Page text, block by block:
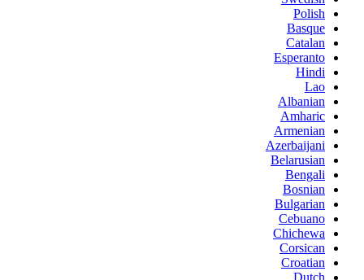
Polish
Basque
Catalan
Esperanto
Hindi
Lao
Albanian
Amharic
Armenian
Azerbaijani
Belarusian
Bengali
Bosnian
Bulgarian
Cebuano
Chichewa
Corsican
Croatian
Dutch